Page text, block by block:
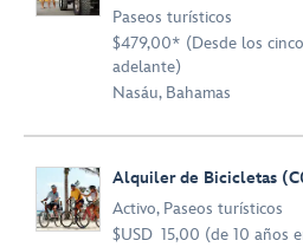
Paseos turísticos
$479,00* (Desde los
adelante)
Nasáu, Bahamas
Alquiler de Bicicletas
Activo, Paseos turísticos
$USD 15,00 (de 10 años